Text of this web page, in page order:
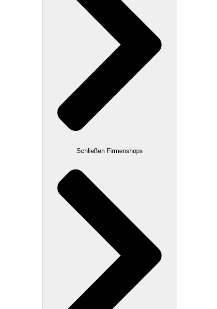
Schließen Firmenshops